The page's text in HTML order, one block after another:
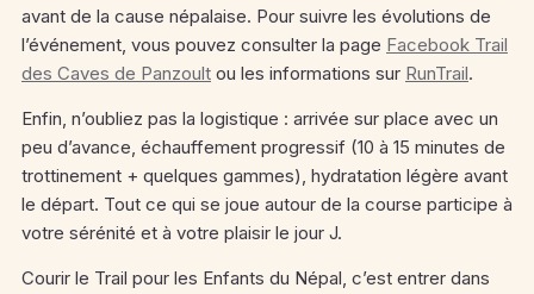
avant de la cause népalaise. Pour suivre les évolutions de
l’événement, vous pouvez consulter la page Facebook Trail
des Caves de Panzoult ou les informations sur RunTrail.
Enfin, n’oubliez pas la logistique : arrivée sur place avec un
peu d’avance, échauffement progressif (10 à 15 minutes de
trottinement + quelques gammes), hydratation légère avant
le départ. Tout ce qui se joue autour de la course participe à
votre sérénité et à votre plaisir le jour J.
Courir le Trail pour les Enfants du Népal, c’est entrer dans